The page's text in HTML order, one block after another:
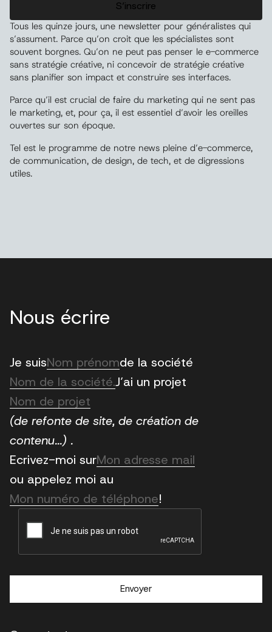
Tous les quinze jours, une newsletter pour généralistes qui
s’assument. Parce qu’on croit que les spécialistes sont
souvent borgnes. Qu’on ne peut pas penser le e-commerce
sans stratégie créative, ni concevoir de stratégie créative
sans planifier son impact et construire ses interfaces.
Parce qu’il est crucial de faire du marketing qui ne sent pas
le marketing, et, pour ça, il est essentiel d’avoir les oreilles
ouvertes sur son époque.
Tel est le programme de notre news pleine d’e-commerce,
de communication, de design, de tech, et de digressions
utiles.
Nous écrire
Je suisNom
Nom
de la société
Nom
de
la
société.
J’ai un projet
Nom
de
projet
(de refonte de site, de création de
contenu...) .
Ecrivez-moi surE-
mail
ou appelez moi au
Téléphone
!